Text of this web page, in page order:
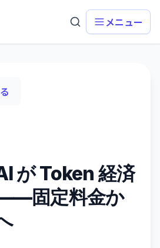
メニュー
が Token 経済
固定料金か